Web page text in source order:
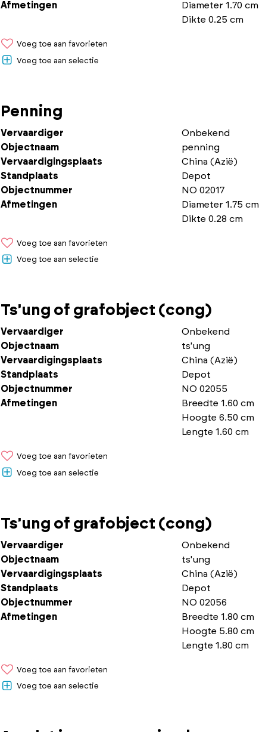
Afmetingen
Diameter 1.70 cm
Dikte 0.25 cm
Voeg toe aan favorieten
Voeg toe aan selectie
Penning
Vervaardiger
Onbekend
Objectnaam
penning
Vervaardigingsplaats
China (Azië)
Standplaats
Depot
Objectnummer
NO 02017
Afmetingen
Diameter 1.75 cm
Dikte 0.28 cm
Voeg toe aan favorieten
Voeg toe aan selectie
Ts'ung of grafobject (cong)
Vervaardiger
Onbekend
Objectnaam
ts'ung
Vervaardigingsplaats
China (Azië)
Standplaats
Depot
Objectnummer
NO 02055
Afmetingen
Breedte 1.60 cm
Hoogte 6.50 cm
Lengte 1.60 cm
Voeg toe aan favorieten
Voeg toe aan selectie
Ts'ung of grafobject (cong)
Vervaardiger
Onbekend
Objectnaam
ts'ung
Vervaardigingsplaats
China (Azië)
Standplaats
Depot
Objectnummer
NO 02056
Afmetingen
Breedte 1.80 cm
Hoogte 5.80 cm
Lengte 1.80 cm
Voeg toe aan favorieten
Voeg toe aan selectie